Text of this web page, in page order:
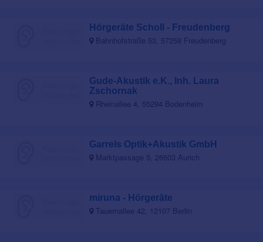
Hörgeräte Scholl - Freudenberg
Bahnhofstraße 53, 57258 Freudenberg
Gude-Akustik e.K., Inh. Laura
Zschornak
Rheinallee 4, 55294 Bodenheim
Garrels Optik+Akustik GmbH
Marktpassage 5, 26603 Aurich
miruna - Hörgeräte
Tauernallee 42, 12107 Berlin